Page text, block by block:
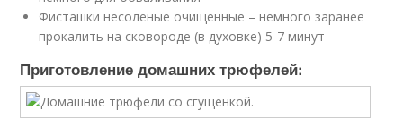
Фисташки несолёные очищенные – немного заранее
прокалить на сковороде (в духовке) 5-7 минут
Приготовление домашних трюфелей: